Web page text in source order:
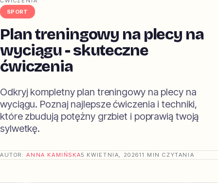
SPORT
Plan treningowy na plecy na
wyciągu - skuteczne
ćwiczenia
Odkryj kompletny plan treningowy na plecy na
wyciągu. Poznaj najlepsze ćwiczenia i techniki,
które zbudują potężny grzbiet i poprawią twoją
sylwetkę.
AUTOR:ANNA KAMIŃSKA5 KWIETNIA, 202611 MIN CZYTANIA